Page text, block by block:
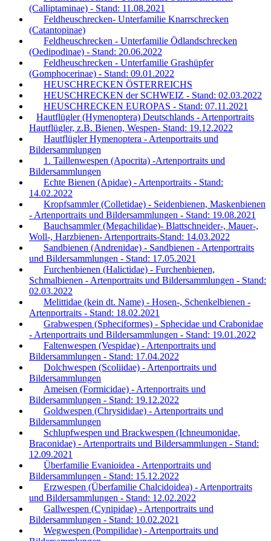
(Calliptaminae) - Stand: 11.08.2021
Feldheuschrecken- Unterfamilie Knarrschrecken
(Catantopinae)
Feldheuschrecken - Unterfamilie Ödlandschrecken
(Oedipodinae) - Stand: 20.06.2022
Feldheuschrecken - Unterfamilie Grashüpfer
(Gomphocerinae) - Stand: 09.01.2022
HEUSCHRECKEN ÖSTERREICHS
HEUSCHRECKEN der SCHWEIZ - Stand: 02.03.2022
HEUSCHRECKEN EUROPAS - Stand: 07.11.2021
Hautflügler (Hymenoptera) Deutschlands - Artenportraits
Hautflügler, z.B. Bienen, Wespen- Stand: 19.12.2022
Hautflügler Hymenoptera - Artenportraits und
Bildersammlungen
1. Taillenwespen (Apocrita) -Artenportraits und
Bildersammlungen
Echte Bienen (Apidae) - Artenportraits - Stand:
14.02.2022
Kropfsammler (Colletidae) - Seidenbienen, Maskenbienen
- Artenportraits und Bildersammlungen - Stand: 19.08.2021
Bauchsammler (Megachilidae)- Blattschneider-, Mauer-,
Woll-, Harzbienen- Artenportraits-Stand: 14.03.2022
Sandbienen (Andrenidae) - Sandbienen - Artenportraits
und Bildersammlungen - Stand: 17.05.2021
Furchenbienen (Halictidae) - Furchenbienen,
Schmalbienen - Artenportraits und Bildersammlungen - Stand:
02.03.2022
Melittidae (kein dt. Name) - Hosen-, Schenkelbienen -
Artenportraits - Stand: 18.02.2021
Grabwespen (Spheciformes) - Sphecidae und Crabonidae
- Artenportraits und Bildersammlungen - Stand: 19.01.2022
Faltenwespen (Vespidae) - Artenportraits und
Bildersammlungen - Stand: 17.04.2022
Dolchwespen (Scoliidae) - Artenportraits und
Bildersammlungen
Ameisen (Formicidae) - Artenportraits und
Bildersammlungen - Stand: 19.12.2022
Goldwespen (Chrysididae) - Artenportraits und
Bildersammlungen
Schlupfwespen und Brackwespen (Ichneumonidae,
Braconidae) - Artenportraits und Bildersammlungen - Stand:
12.09.2021
Überfamilie Evanioidea - Artenportraits und
Bildersammlungen - Stand: 15.12.2022
Erzwespen (Überfamilie Chalcidoidea) - Artenportraits
und Bildersammlungen - Stand: 12.02.2022
Gallwespen (Cynipidae) - Artenportraits und
Bildersammlungen - Stand: 10.02.2021
Wegwespen (Pompilidae) - Artenportraits und